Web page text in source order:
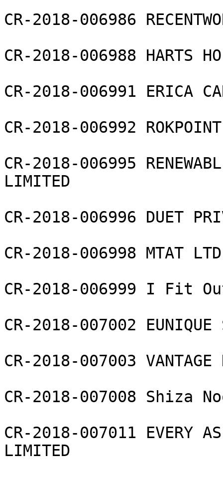
CR-2018-006986
CR-2018-006988 HARTS
CR-2018-006991 ERICA
CR-2018-006992
CR-2018-006995
LIMITED
CR-2018-006996 DUET
CR-2018-006998 MTAT LTD
CR-2018-006999 I Fit
CR-2018-007002 EUNIQUE
CR-2018-007003 VANTAGE
CR-2018-007008 Shiza
CR-2018-007011 EVERY
LIMITED